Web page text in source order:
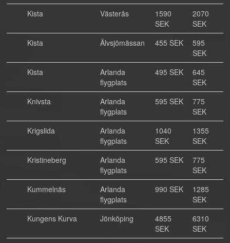
Kista
Västerås
1590
SEK
2070
SEK
Kista
Älvsjömässan 455 SEK
595
SEK
Kista
Arlanda
flygplats
495 SEK
645
SEK
Knivsta
Arlanda
flygplats
595 SEK
775
SEK
Krigslida
Arlanda
flygplats
1040
SEK
1355
SEK
Kristineberg
Arlanda
flygplats
595 SEK
775
SEK
Kummelnäs
Arlanda
flygplats
990 SEK
1285
SEK
Kungens Kurva
Jönköping
4855
SEK
6310
SEK